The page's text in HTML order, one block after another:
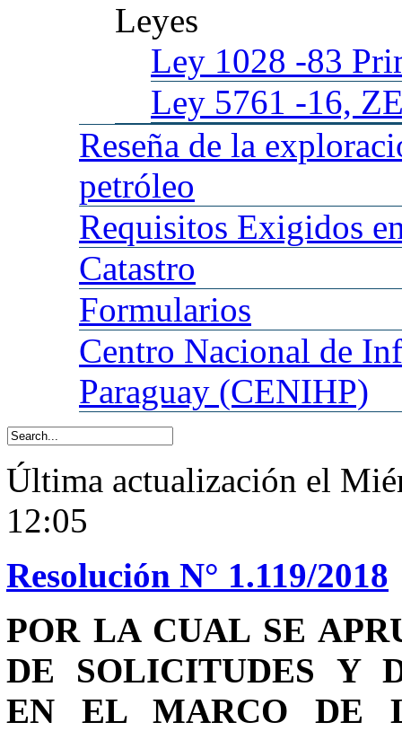
Leyes
Ley 1028 -83
Ley 5761 -16,
Reseña de la
petróleo
Requisitos Exigidos
Catastro
Formularios
Centro Nacional de
Paraguay (CENIHP)
Última actualización el
12:05
Resolución N° 1.119/2018
POR LA CUAL SE
DE SOLICITUDES Y
EN EL MARCO DE